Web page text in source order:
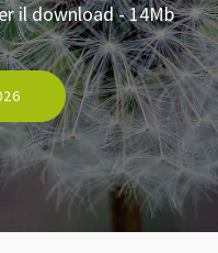
il download - 14Mb